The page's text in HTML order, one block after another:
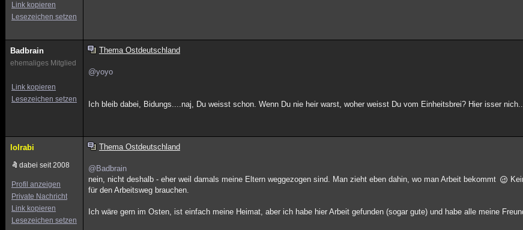
Link kopieren
Lesezeichen setzen
Badbrain
ehemaliges Mitglied
Link kopieren
Lesezeichen setzen
Thema Ostdeutschland
@yoyo
Ich bleib dabei, Bidungs....naj, Du weisst schon. Wenn Du nie heir warst, woher weisst Du vom Einheitsbrei? Hier isser
lolrabi
dabei seit 2008
Profil anzeigen
Private Nachricht
Link kopieren
Lesezeichen setzen
Thema Ostdeutschland
@Badbrain
nein, nicht deshalb - eher weil damals meine Eltern weggezogen sind. Man zieht eben dahin, wo man Arbeit bekommt
für den Arbeitsweg brauchen.
Ich wäre gern im Osten, ist einfach meine Heimat, aber ich habe hier Arbeit gefunden (sogar gute) und habe alle meine